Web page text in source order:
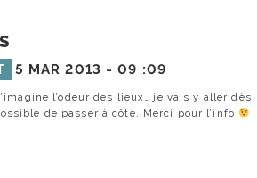
5 MAR 2013 -09 :09
l’odeur des lieux… je vais y aller dès
de passer à côté. Merci pour l’info